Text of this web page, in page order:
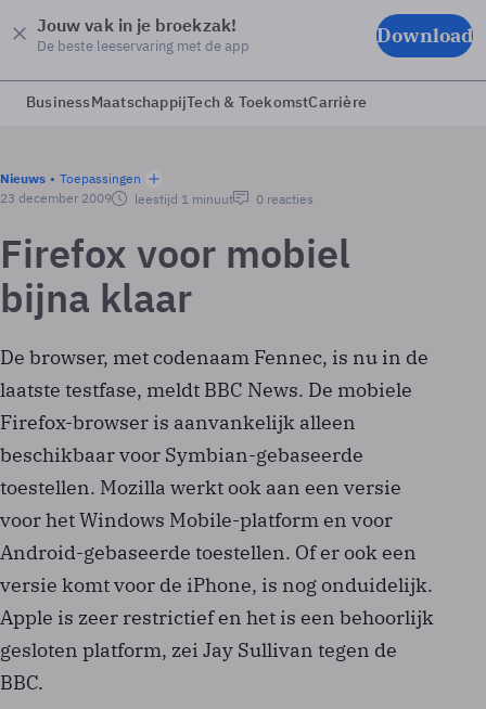
Jouw vak in je broekzak!
De beste leeservaring met de app Download
BusinessMaatschappijTech & ToekomstCarrière
Nieuws
Toepassingen
23 december 2009
leestijd 1 minuut 0 reacties
Firefox voor mobiel
bijna klaar
De browser, met codenaam Fennec, is nu in de
laatste testfase, meldt BBC News. De mobiele
Firefox-browser is aanvankelijk alleen
beschikbaar voor Symbian-gebaseerde
toestellen. Mozilla werkt ook aan een versie
voor het Windows Mobile-platform en voor
Android-gebaseerde toestellen. Of er ook een
versie komt voor de iPhone, is nog onduidelijk.
Apple is zeer restrictief en het is een behoorlijk
gesloten platform, zei Jay Sullivan tegen de
BBC.